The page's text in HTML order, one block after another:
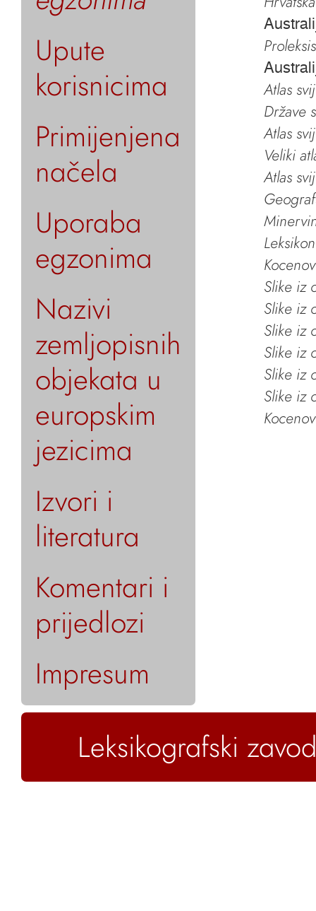
Upute
korisnicima
Primijenjena
načela
Uporaba
egzonima
Nazivi
zemljopisnih
objekata u
europskim
jezicima
Izvori i
literatura
Komentari i
prijedlozi
Impresum
Atlas
Države
Atlas
Veliki
Atlas
Slike iz
Slike iz
Slike iz
Slike iz
Slike iz
Slike iz
Leksikografski